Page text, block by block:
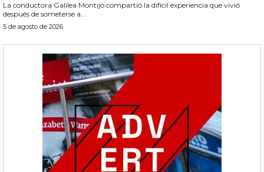
La conductora Galilea Montijo compartió la difícil experiencia que vivió
después de someterse a...
5 de agosto de 2026